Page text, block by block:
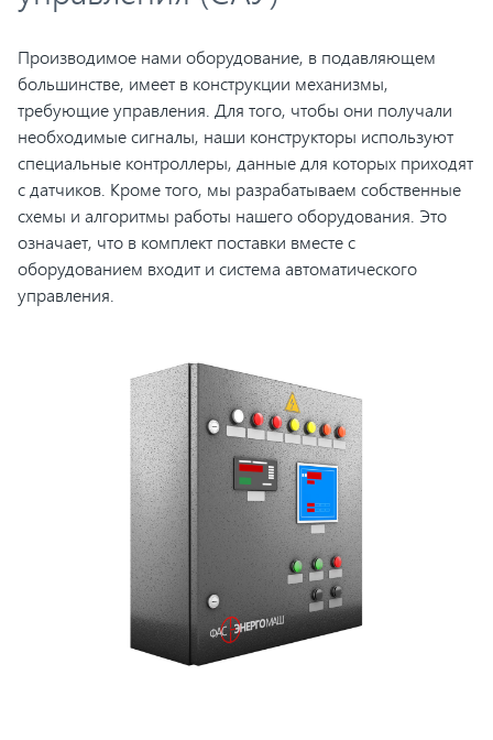
Производимое нами оборудование, в подавляющем
большинстве, имеет в конструкции механизмы,
требующие управления. Для того, чтобы они получали
необходимые сигналы, наши конструкторы используют
специальные контроллеры, данные для которых приходят
с датчиков. Кроме того, мы разрабатываем собственные
схемы и алгоритмы работы нашего оборудования. Это
означает, что в комплект поставки вместе с
оборудованием входит и система автоматического
управления.